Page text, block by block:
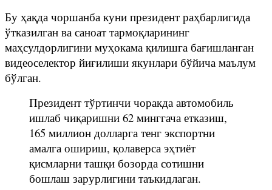
Бу ҳақда чоршанба куни президент раҳбарлигида
ўтказилган ва саноат тармоқларининг
маҳсулдорлигини муҳокама қилишга бағишланган
видеоселектор йиғилиши якунлари бўйича маълум
бўлган.
Президент тўртинчи чоракда автомобиль
ишлаб чиқаришни 62 минггача етказиш,
165 миллион долларга тенг экспортни
амалга ошириш, қолаверса эҳтиёт
қисмларни ташқи бозорда сотишни
бошлаш зарурлигини таъкидлаган.